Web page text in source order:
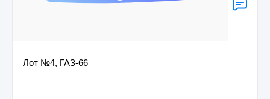
Лот №4, ГАЗ-66